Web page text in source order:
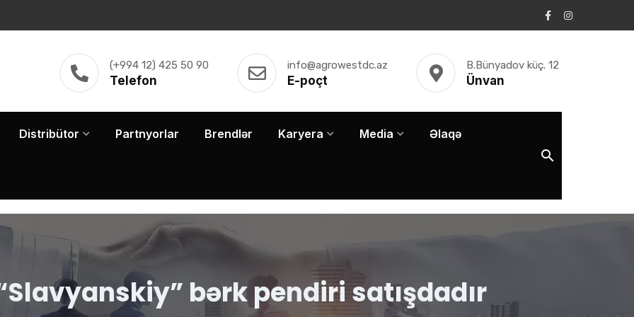
Telefon
(+994 12) 425 50 90
E-poçt
info@agrowestdc.az
Ünvan
B.Bünyadov küç. 12
Distribütor Partnyorlar Brendlər Karyera Media Əlaqə
bərk pendiri satışdadır